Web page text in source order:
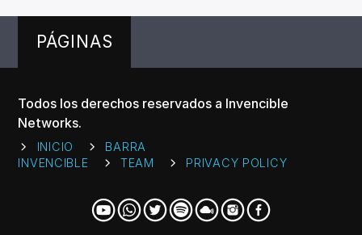
Invencible Radio
PÁGINAS
Todos los derechos reservados a Invencible
Networks.
INICIO
BARRA
INVENCIBLE
TEAM PRIVACY POLICY